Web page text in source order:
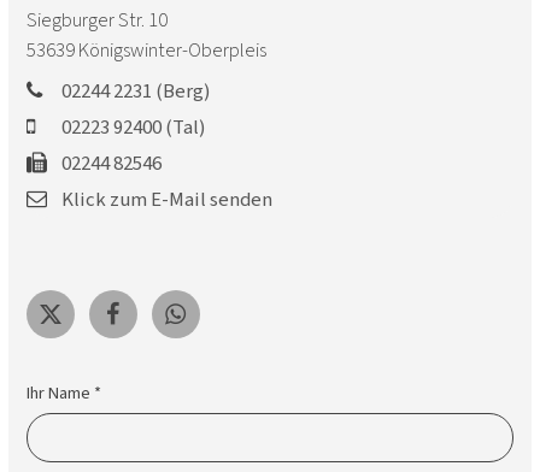
Ihr Name *
Siegburger Str. 10
53639Königswinter-Oberpleis
02244 2231 (Berg)
02223 92400 (Tal)
02244 82546
Klick zum E-Mail senden